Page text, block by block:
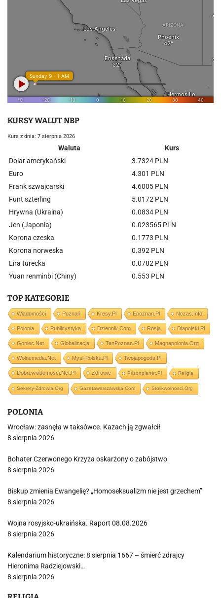
KURSY WALUT NBP
Kurs z dnia: 7 sierpnia 2026
Waluta
Kurs
Dolar amerykański
3.7324 PLN
Euro
4.301 PLN
Frank szwajcarski
4.6005 PLN
Funt szterling
5.0172 PLN
Hrywna (Ukraina)
0.0834 PLN
Jen (Japonia)
0.023565 PLN
Korona czeska
0.1773 PLN
Korona norweska
0.392 PLN
Lira turecka
0.0782 PLN
Yuan renminbi (Chiny)
0.553 PLN
TOP KATEGORIE
Wiadomości Poznań Kresy.pl Epoznan.pl Nczas.info
Polonia Publicystyka Dziennik.com Rosja Dlapolski.pl
Goniec.net Globalizacja TenPoznan.pl Magnapolonia.org
Wolnemedia.net Mysl-Polska.pl Twojapogoda.pl
Dobrewiadomosci.net.pl Zdrowie Prisonplanet.pl Religia
Sekrety-Zdrowia.org Gazetawarszawska.com Stolikwolnosci.org
POLONIA
Wrocław: zasnęła w taksówce. Kazach ją zgwałcił
8 sierpnia 2026
Bohater Czerwonego Krzyża oskarżony o zabójstwo
8 sierpnia 2026
Biskup zmienia Ewangelię? „Homoseksualizm nie jest grzechem”
8 sierpnia 2026
Wojna rosyjsko-ukraińska. Raport 08.08.2026
8 sierpnia 2026
Kalendarium historyczne: 8 sierpnia 1667 – śmierć zdrajcy
Hieronima Radziejowski…
8 sierpnia 2026